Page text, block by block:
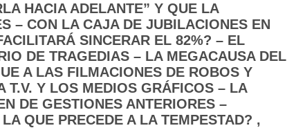
HACIA ADELANTE” Y QUE LA
– CON LA CAJA DE JUBILACIONES EN
SINCERAR EL 82%? – EL
DE TRAGEDIAS – LA MEGACAUSA DEL
A LAS FILMACIONES DE ROBOS Y
T.V. Y LOS MEDIOS GRÁFICOS – LA
DE GESTIONES ANTERIORES –
QUE PRECEDE A LA TEMPESTAD? ,